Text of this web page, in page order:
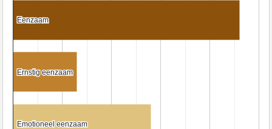
Eenzaam
Eenzaam
Ernstig eenzaam
Ernstig eenzaam
Emotioneel eenzaam
Emotioneel eenzaam